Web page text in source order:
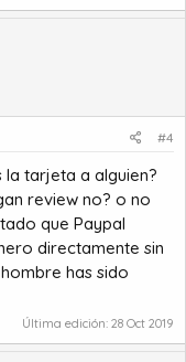
#4
la tarjeta a alguien?
review no? o no
que Paypal
directamente sin
has sido
Última edición: 28 Oct 2019